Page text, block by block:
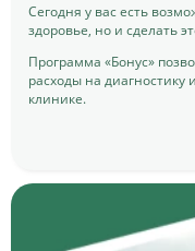
Сегодня у вас есть
здоровье, но и сделать
Программа «Бонус»
расходы на
клинике.